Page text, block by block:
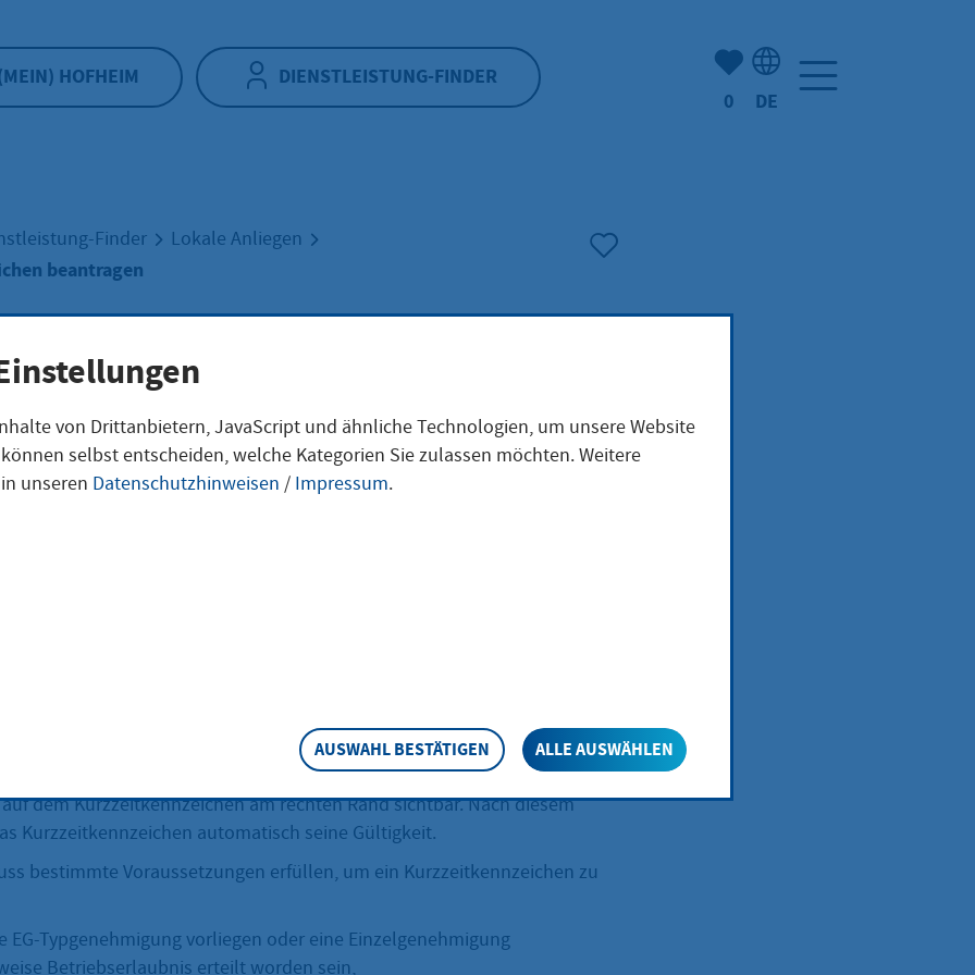
HOFHEIM DIENSTLEISTUNG-FINDER
Anzahl der gemerkten
0 DE
Finder Lokale Anliegen
beantragen
können Sie als Privatperson oder Firma für ein verkehrssicheres,
können Sie ein Fahrzeug Probefahren oder an einen
beträgt maximal 6 Tage ab dem Tag der Zuteilung. Das
dem Kurzzeitkennzeichen am rechten Rand sichtbar. Nach diesem
Kurzzeitkennzeichen automatisch seine Gültigkeit.
bestimmte Voraussetzungen erfüllen, um ein Kurzzeitkennzeichen zu
EG-Typgenehmigung vorliegen oder eine Einzelgenehmigung
Betriebserlaubnis erteilt worden sein,
von Drittanbietern, JavaScript und ähnliche Technologien, um unsere Website
selbst entscheiden, welche Kategorien Sie zulassen möchten. Weitere
unseren Datenschutzhinweisen / Impressum.
AUSWAHL BESTÄTIGEN ALLE AUSWÄHLEN